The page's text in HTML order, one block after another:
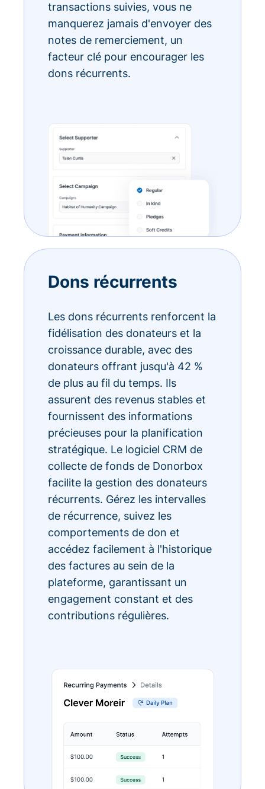
transactions suivies, vous ne
manquerez jamais d'envoyer des
notes de remerciement, un
facteur clé pour encourager les
dons récurrents.
Dons récurrents
Les dons récurrents renforcent la
fidélisation des donateurs et la
croissance durable, avec des
donateurs offrant jusqu'à 42 %
de plus au fil du temps. Ils
assurent des revenus stables et
fournissent des informations
précieuses pour la planification
stratégique. Le logiciel CRM de
collecte de fonds de Donorbox
facilite la gestion des donateurs
récurrents. Gérez les intervalles
de récurrence, suivez les
comportements de don et
accédez facilement à l'historique
des factures au sein de la
plateforme, garantissant un
engagement constant et des
contributions régulières.